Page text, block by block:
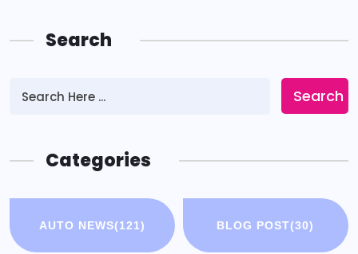
Search
Search
Categories
AUTO NEWS(121) BLOG POST(30)